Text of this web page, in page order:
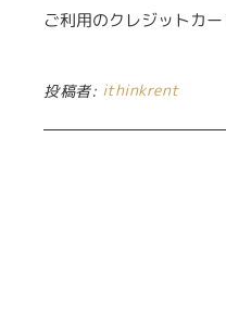
ご利用のクレジットカ
投稿者: ithinkrent